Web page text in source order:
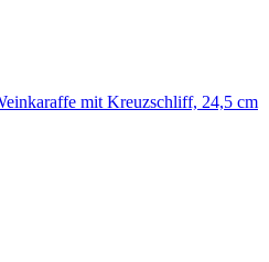
mit Kreuzschliff, 24,5 cm